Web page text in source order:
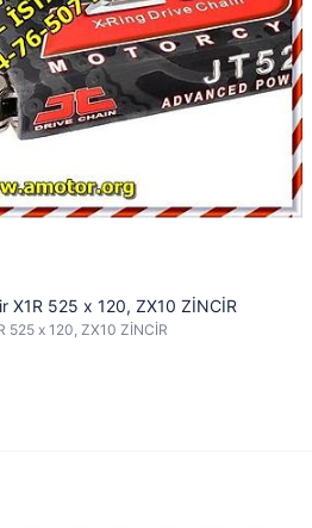
X1R 525 x 120, ZX10 ZİNCİR
525 x 120, ZX10 ZİNCİR